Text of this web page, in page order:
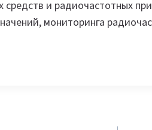
средств и радиочастотных
мониторинга